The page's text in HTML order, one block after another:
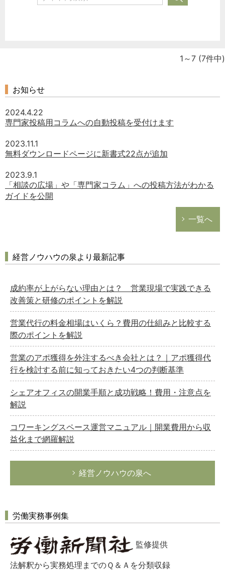
1～7 (7件中)
お知らせ
2024.4.22
専門家投稿用コラムへの自動投稿を受付けます
2023.11.1
無料ダウンロードページに新書式22点が追加
2023.9.1
「相談の広場」や「専門家コラム」への投稿方法がわかる
ガイドを公開
一覧へ
経営ノウハウの泉より最新記事
成約率が上がらない理由とは？ 営業現場で実践できる
改善策と研修のポイントを解説
営業代行の料金相場はいくら？費用の仕組みと比較する
際のポイントを解説
営業のアポ獲得を外注するべき会社とは？｜アポ獲得代
行を検討する前に知っておきたい4つの判断基準
シェアオフィスの開業手順と成功戦略！費用・注意点を
解説
コワーキングスペース運営マニュアル｜開業費用から収
益化まで網羅解説
経営ノウハウの泉へ
労働実務事例集
監修提供
法解釈から実務処理までのＱ＆Ａを分類収録